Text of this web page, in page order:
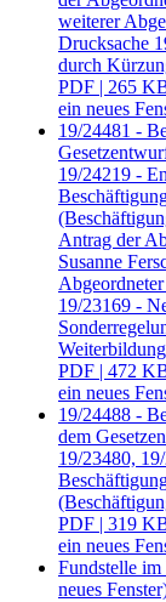
weiterer
Drucksache
durch
PDF | 265
ein neues
19/24481 -
19/24219 -
Antrag der
Susanne
19/23169 -
PDF | 472
ein neues
19/24488 -
dem
19/23480,
PDF | 319
ein neues
Fundstelle
neues